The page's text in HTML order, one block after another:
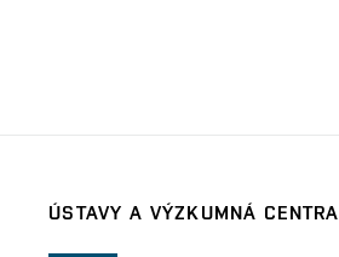
ÚSTAVY A VÝZKUMNÁ CENTRA